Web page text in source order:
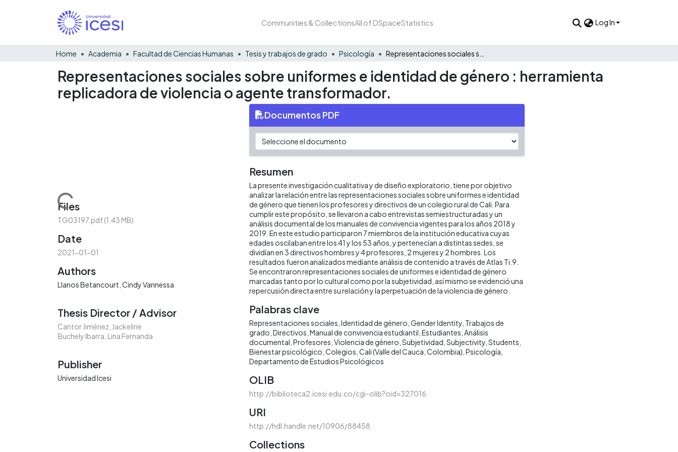
Communities & CollectionsAll of DSpaceStatistics Log In
Home Academia Facultad de Ciencias Humanas Tesis y trabajos de grado Psicología
Representaciones sociales sobre uniformes e identidad de género : herramienta
replicadora de violencia o agente transformador.
Loading...
Files
TG03197.pdf(1.43 MB)
Date
2021-01-01
Authors
Llanos Betancourt, Cindy Vannessa
Thesis Director / Advisor
Cantor Jiménez, Jackeline
Buchely Ibarra, Lina Fernanda
Publisher
Universidad Icesi
Documentos PDF
Resumen
La presente investigación cualitativa y de diseño exploratorio, tiene por objetivo
analizar la relación entre las representaciones sociales sobre uniformes e identidad
de género que tienen los profesores y directivos de un colegio rural de Cali. Para
cumplir este propósito, se llevaron a cabo entrevistas semiestructuradas y un
análisis documental de los manuales de convivencia vigentes para los años 2018 y
2019. En este estudio participaron 7 miembros de la institución educativa cuyas
edades oscilaban entre los 41 y los 53 años, y pertenecían a distintas sedes, se
dividían en 3 directivos hombres y 4 profesores, 2 mujeres y 2 hombres. Los
resultados fueron analizados mediante análisis de contenido a través de Atlas Ti.9.
Se encontraron representaciones sociales de uniformes e identidad de género
marcadas tanto por lo cultural como por la subjetividad, así mismo se evidenció una
repercusión directa entre su relación y la perpetuación de la violencia de género.
Palabras clave
Representaciones sociales Identidad de género Gender Identity Trabajos de
grado Directivos Manual de convivencia estudiantil Estudiantes Análisis
documental Profesores Violencia de género Subjetividad Subjectivity Students
Bienestar psicológico Colegios Cali (Valle del Cauca, Colombia) Psicología
Departamento de Estudios Psicológicos
OLIB
http://biblioteca2.icesi.edu.co/cgi-olib?oid=327016
URI
http://hdl.handle.net/10906/88458
Collections